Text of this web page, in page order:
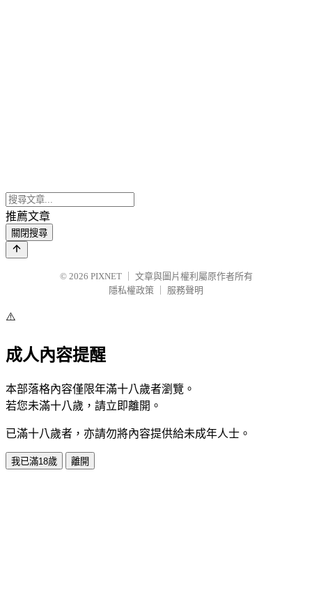
推薦文章
關閉搜尋
© 2026 PIXNET
文章與圖片權利屬原作者所有
隱私權政策
服務聲明
⚠️
成人內容提醒
本部落格內容僅限年滿十八歲者瀏覽。
若您未滿十八歲，請立即離開。
已滿十八歲者，亦請勿將內容提供給未成年人士。
我已滿18歲 離開